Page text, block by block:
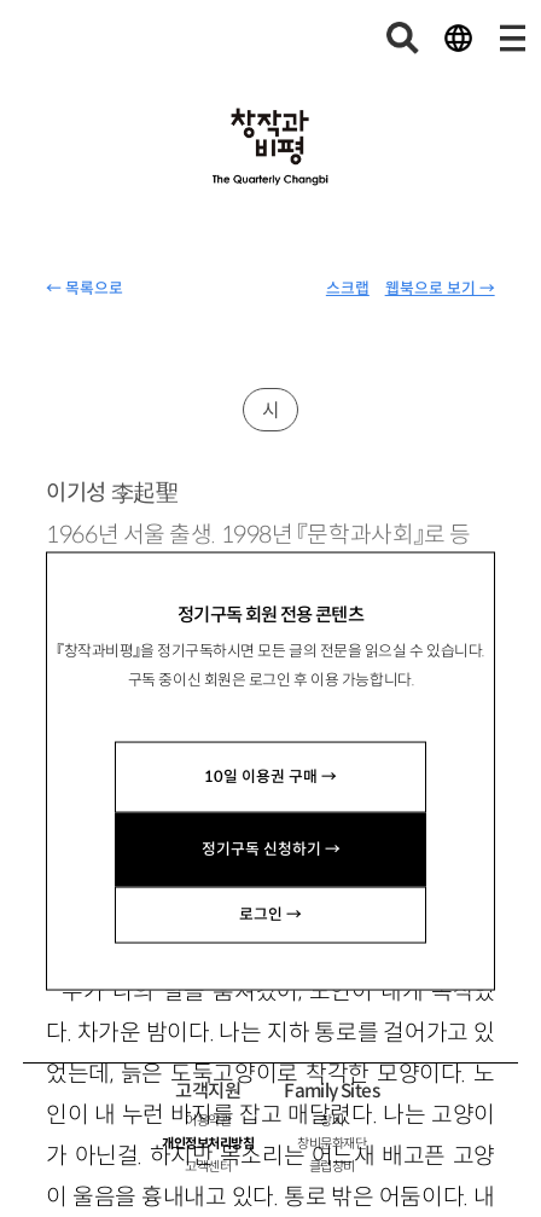
← 목록으로 웹북으로 보기 →
스크랩
정기구독 회원 전용 콘텐츠
『창작과비평』을 정기구독하시면 모든 글의 전문을 읽으실 수 있습니다.
구독 중이신 회원은 로그인 후 이용 가능합니다.
10일 이용권 구매 →
정기구독 신청하기 →
로그인 →
시
이기성 李起聖
1966년 서울 출생. 1998년 『문학과사회』로 등
주의자의 식탁』 등이 있음.
leekisung85@hanmail.net
마르크스를 훔치는 시간
누가 나의 발을 훔쳐갔어, 노인이 내게 속삭였
다. 차가운 밤이다. 나는 지하 통로를 걸어가고 있
었는데, 늙은 도둑고양이로 착각한 모양이다. 노
인이 내 누런 바지를 잡고 매달렸다. 나는 고양이
가 아닌걸. 하지만 목소리는 어느새 배고픈 고양
이 울음을 흉내내고 있다. 통로 밖은 어둠이다. 내
고객지원
이용약관
개인정보처리방침
고객센터
Family Sites
창비
창비문화재단
클럽창비